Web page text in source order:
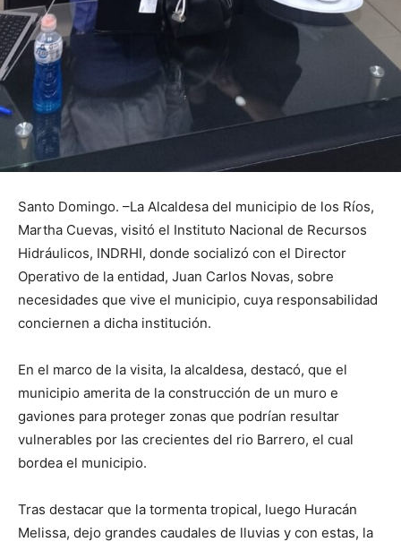
Santo Domingo. –La Alcaldesa del municipio de los Ríos,
Martha Cuevas, visitó el Instituto Nacional de Recursos
Hidráulicos, INDRHI, donde socializó con el Director
Operativo de la entidad, Juan Carlos Novas, sobre
necesidades que vive el municipio, cuya responsabilidad
conciernen a dicha institución.
En el marco de la visita, la alcaldesa, destacó, que el
municipio amerita de la construcción de un muro e
gaviones para proteger zonas que podrían resultar
vulnerables por las crecientes del rio Barrero, el cual
bordea el municipio.
Tras destacar que la tormenta tropical, luego Huracán
Melissa, dejo grandes caudales de lluvias y con estas, la